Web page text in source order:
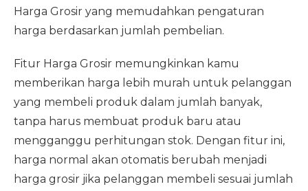
Harga Grosir yang memudahkan pengaturan
harga berdasarkan jumlah pembelian.
Fitur Harga Grosir memungkinkan kamu
memberikan harga lebih murah untuk pelanggan
yang membeli produk dalam jumlah banyak,
tanpa harus membuat produk baru atau
mengganggu perhitungan stok. Dengan fitur ini,
harga normal akan otomatis berubah menjadi
harga grosir jika pelanggan membeli sesuai jumlah